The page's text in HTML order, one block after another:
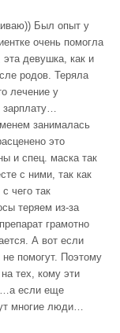
Был опыт у
очень помогла
девушка, как и
родов. Теряла
лечение у
зарплату…
занималась
это
и спец. маска так
с ними, так как
чего так
теряем из-за
грамотно
А вот если
помогут. Поэтому
тех, кому эти
если еще
многие люди…